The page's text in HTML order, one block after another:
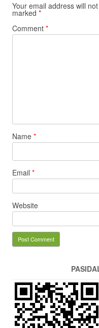
Your email address will
marked *
Comment *
Name *
Email *
Website